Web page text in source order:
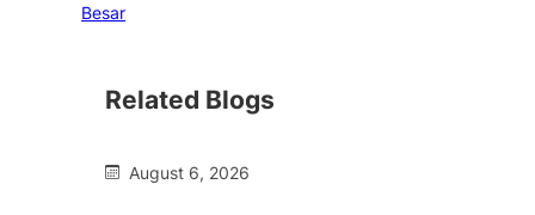
Besar
Related Blogs
August 6, 2026